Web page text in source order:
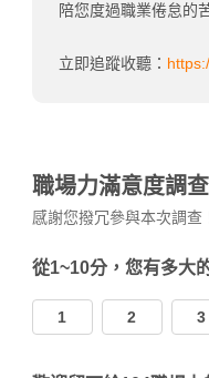
陪您度過職業倦怠的
立即追蹤收聽：
職場力滿意度調查
感謝您撥冗參與本次調查
從1~10分，您有多大
1 2 3